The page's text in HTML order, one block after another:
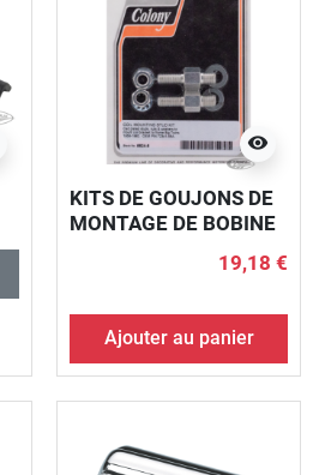
visibility
KITS DE GOUJONS DE
MONTAGE DE BOBINE
19,18 €
Ajouter au panier